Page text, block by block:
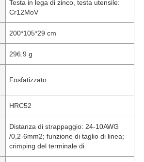
Testa in lega di zinco, testa utensile:
Cr12MoV
200*105*29 cm
296.9 g
Fosfatizzato
HRC52
Distanza di strappaggio: 24-10AWG
/0,2-6mm2; funzione di taglio di linea;
crimping del terminale di